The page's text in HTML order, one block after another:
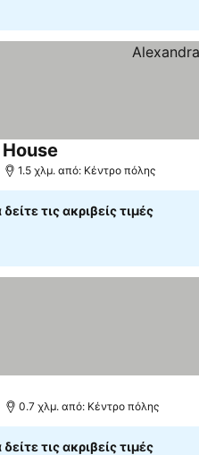
1.5 χλμ. από: Κέντρο πόλης
τις ακριβείς τιμές
0.7 χλμ. από: Κέντρο πόλης
τις ακριβείς τιμές